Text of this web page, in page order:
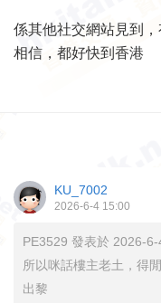
係其他社交網站見到
相信，都好快到香港
KU_7002
2026-6-4 15:00
PE3529 發表於 2026-
所以咪話樓主老土，得
出黎